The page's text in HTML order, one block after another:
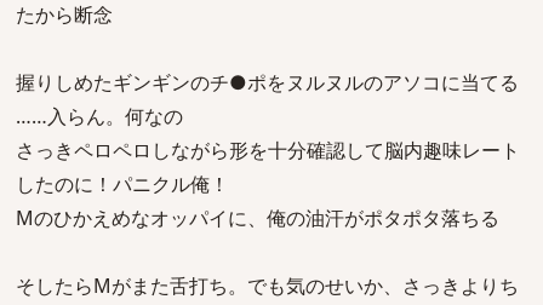
たから断念
握りしめたギンギンのチ●ポをヌルヌルのアソコに当てる
……入らん。何なの
さっきペロペロしながら形を十分確認して脳内趣味レート
したのに！パニクル俺！
Mのひかえめなオッパイに、俺の油汗がポタポタ落ちる
そしたらMがまた舌打ち。でも気のせいか、さっきよりち